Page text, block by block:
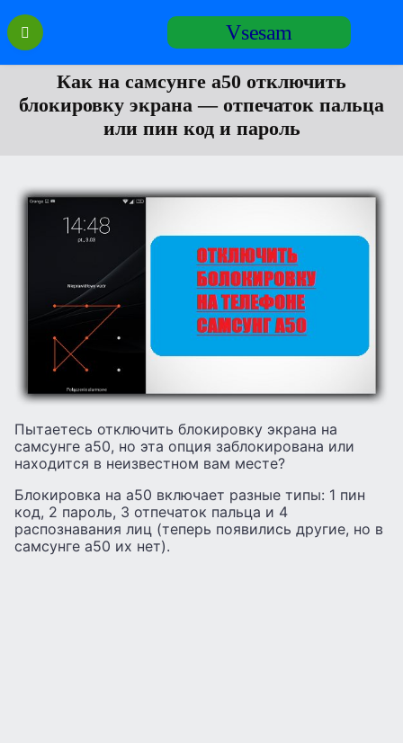
Перейти
содержанию
Vsesam
Как на самсунге а50 отключить
блокировку экрана — отпечаток пальца
или пин код и пароль
Пытаетесь отключить блокировку экрана на
самсунге а50, но эта опция заблокирована или
находится в неизвестном вам месте?
Блокировка на а50 включает разные типы: 1 пин
код, 2 пароль, 3 отпечаток пальца и 4
распознавания лиц (теперь появились другие, но в
самсунге а50 их нет).